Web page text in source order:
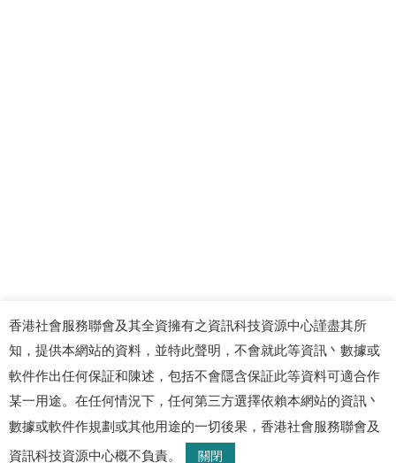
© 2026 資訊科技資源中心. 版權所有
香港社會服務聯會及其全資擁有之資訊科技資源中心謹盡其所
知，提供本網站的資料，並特此聲明，不會就此等資訊丶數據或
軟件作出任何保証和陳述，包括不會隱含保証此等資料可適合作
某一用途。在任何情況下，任何第三方選擇依賴本網站的資訊丶
數據或軟件作規劃或其他用途的一切後果，香港社會服務聯會及
資訊科技資源中心概不負責。
關閉